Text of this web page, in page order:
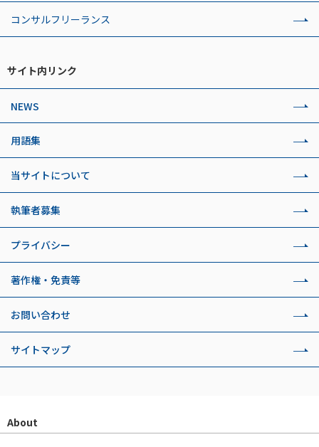
コンサルフリーランス
サイト内リンク
NEWS
用語集
当サイトについて
執筆者募集
プライバシー
著作権・免責等
お問い合わせ
サイトマップ
About